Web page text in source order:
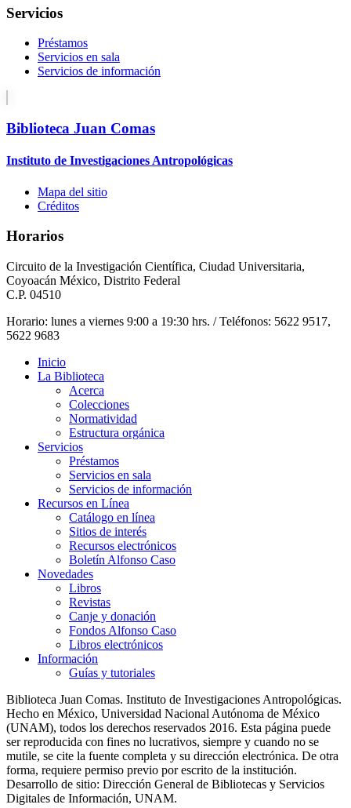
Servicios
Préstamos
Servicios en sala
Servicios de información
Biblioteca Juan Comas
Instituto de Investigaciones Antropológicas
Mapa del sitio
Créditos
Horarios
Circuito de la Investigación Científica, Ciudad Universitaria,
Coyoacán México, Distrito Federal
C.P. 04510
Horario: lunes a viernes 9:00 a 19:30 hrs. / Teléfonos: 5622 9517,
5622 9683
Inicio
La Biblioteca
Acerca
Colecciones
Normatividad
Estructura orgánica
Servicios
Préstamos
Servicios en sala
Servicios de información
Recursos en Línea
Catálogo en línea
Sitios de interés
Recursos electrónicos
Boletín Alfonso Caso
Novedades
Libros
Revistas
Canje y donación
Fondos Alfonso Caso
Libros electrónicos
Información
Guías y tutoriales
Biblioteca Juan Comas. Instituto de Investigaciones Antropológicas.
Hecho en México, Universidad Nacional Autónoma de México
(UNAM), todos los derechos reservados 2016. Esta página puede
ser reproducida con fines no lucrativos, siempre y cuando no se
mutile, se cite la fuente completa y su dirección electrónica. De otra
forma, requiere permiso previo por escrito de la institución.
Desarrollo de sitio: Dirección General de Bibliotecas y Servicios
Digitales de Información, UNAM.